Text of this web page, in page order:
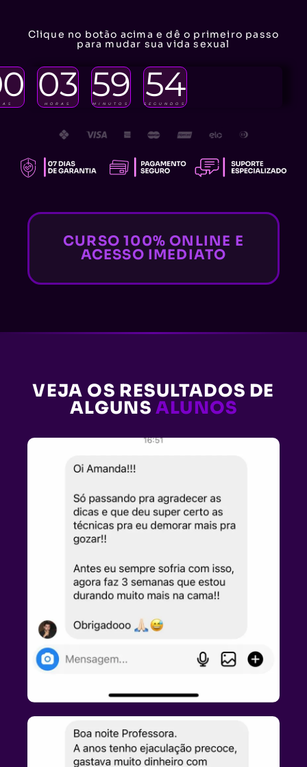
Clique no botão acima e dê o primeiro passo
para mudar sua vida sexual
03
HORAS 59
MINUTOS 52
SEGUNDOS
CURSO 100% ONLINE E
ACESSO IMEDIATO
VEJA OS RESULTADOS DE
ALGUNSALUNOS